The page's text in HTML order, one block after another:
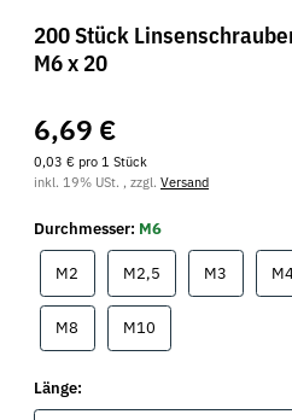
200 Stück
M6 x 20
6,69 €
0,03 € pro 1 Stück
inkl. 19% USt. , zzgl. Versand
Durchmesser: M6
M2 M2,5M2,5 M3
M8 M10M10
Länge: